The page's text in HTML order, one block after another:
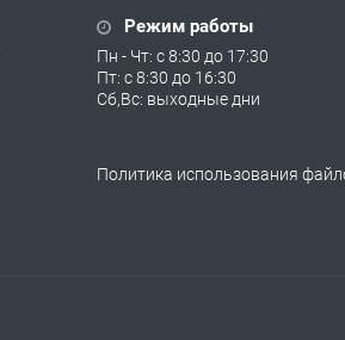
Режим работы
Пн - Чт: с 8:30 до 17:30
Пт: с 8:30 до 16:30
Сб,Вс: выходные дни
Политика использования